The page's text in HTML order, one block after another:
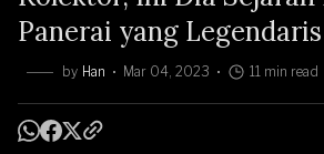
Panerai yang Legendaris
by Han Mar 04, 2023 11 min read